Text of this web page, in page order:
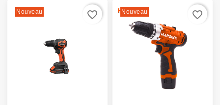
Nouveau favorite_border Nouveau favorite_border